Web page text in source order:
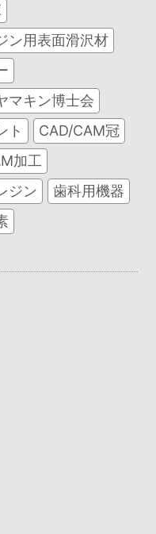
ン用表面滑沢材
マキン博士会
ト
CAD/CAM冠
加工
ジン
歯科用機器